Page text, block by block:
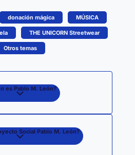
donación mágica MÚSICA
THE UNICORN Streetwear
Otros temas
es Pablo M. León?
Social Pablo M. León?